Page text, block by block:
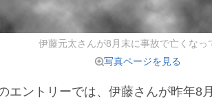
伊藤元太さんが8月末に事故で亡くなっ
写真ページを見る
エントリーでは、伊藤さんが昨年8